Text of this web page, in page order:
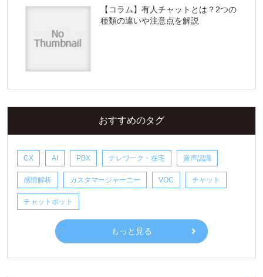
【コラム】有人チャットとは？2つの
種類の違いや注意点を解説
おすすめのタグ
CX AI PBX テレワーク・在宅 音声認識
感情解析 カスタマージャーニー VOC チャット
チャットボット
もっと見る